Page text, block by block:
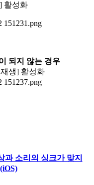
활성화
되지 않는 경우
생] 활성화
과 소리의 싱크가 맞지